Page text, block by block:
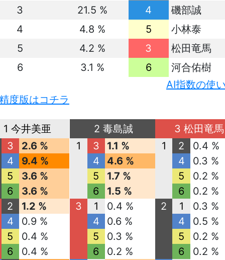
3
21.5 % 4
磯部誠
4
4.8 % 5
小林泰
5
4.2 % 3
松田竜馬
6
3.1 % 6
河合佑樹
AI指数の使
度版はコチラ
1 今井美亜
3
2.6 %
4
9.4 %
5
3.6 %
6
3.6 %
2
1.2 %
4
0.9 %
5
0.4 %
6
0.4 %
2 毒島誠
1
3
1.1 %
4
4.6 %
5
1.7 %
6
1.5 %
3
1
0.4 %
4
0.6 %
5
0.3 %
6
0.2 %
3 松田竜馬
1
2
0.4 %
4
0.3 %
5
0.2 %
6
0.2 %
2
1
0.3 %
4
0.5 %
5
0.2 %
6
0.2 %